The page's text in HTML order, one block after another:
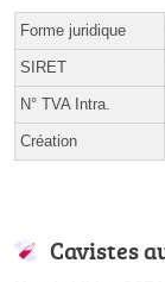
Forme juridique
SIRET
N° TVA Intra.
Création
Cavistes